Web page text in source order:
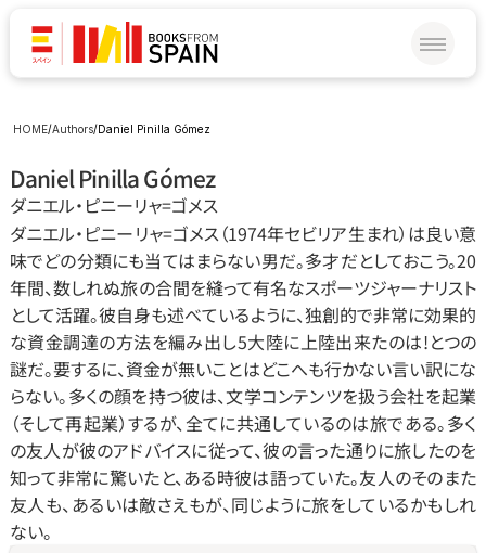
HOME/Authors/Daniel Pinilla Gómez
Daniel Pinilla Gómez
ダニエル‧ピニーリャ=ゴメス
ダニエル‧ピニーリャ=ゴメス（1974年セビリア生まれ）は良い意
味でどの分類にも当てはまらない男だ。多才だとしておこう。20
年間、数しれぬ旅の合間を縫って有名なスポーツジャーナリスト
として活躍。彼自身も述べているように、独創的で非常に効果的
な資金調達の方法を編み出し5大陸に上陸出来たのは!とつの
謎だ。要するに、資金が無いことはどこへも行かない言い訳にな
らない。多くの顔を持つ彼は、文学コンテンツを扱う会社を起業
（そして再起業）するが、全てに共通しているのは旅である。多く
の友人が彼のアドバイスに従って、彼の言った通りに旅したのを
知って非常に驚いたと、ある時彼は語っていた。友人のそのまた
友人も、あるいは敵さえもが、同じように旅をしているかもしれ
ない。